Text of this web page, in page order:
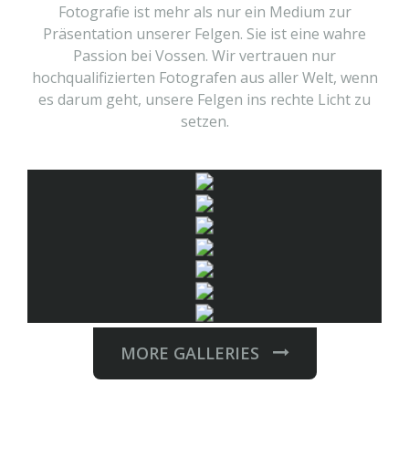
Fotografie ist mehr als nur ein Medium zur
Präsentation unserer Felgen. Sie ist eine wahre
Passion bei Vossen. Wir vertrauen nur
hochqualifizierten Fotografen aus aller Welt, wenn
es darum geht, unsere Felgen ins rechte Licht zu
setzen.
MORE GALLERIES